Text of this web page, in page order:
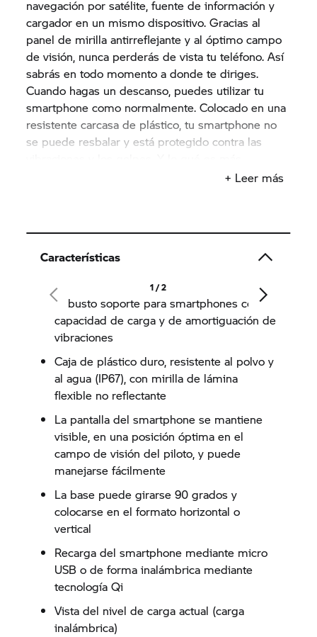
navegación por satélite, fuente de información y
cargador en un mismo dispositivo. Gracias al
panel de mirilla antirreflejante y al óptimo campo
de visión, nunca perderás de vista tu teléfono. Así
sabrás en todo momento a donde te diriges.
Cuando hagas un descanso, puedes utilizar tu
smartphone como normalmente. Colocado en una
resistente carcasa de plástico, tu smartphone no
se puede resbalar y está protegido contra las
importante, la lluvia no puede mojarlo. No tienes
Después de todo, la libertad y la diversión van
El soporte para smartphone se engancha
fácilmente mediante el soporte para el sistema de
navegación de BMW Motorrad; un accesorio BMW
Motorrad original, no incluido.
+ Leer más
Características
1 / 2
Robusto soporte para smartphones con
capacidad de carga y de amortiguación de
vibraciones
Caja de plástico duro, resistente al polvo y
al agua (IP67), con mirilla de lámina
flexible no reflectante
La pantalla del smartphone se mantiene
visible, en una posición óptima en el
campo de visión del piloto, y puede
manejarse fácilmente
La base puede girarse 90 grados y
colocarse en el formato horizontal o
vertical
Recarga del smartphone mediante micro
USB o de forma inalámbrica mediante
tecnología Qi
Vista del nivel de carga actual (carga
inalámbrica)